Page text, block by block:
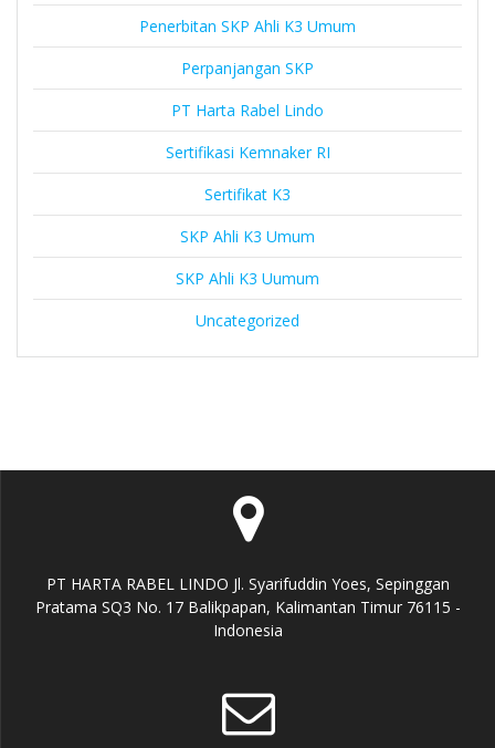
Penerbitan SKP Ahli K3 Umum
Perpanjangan SKP
PT Harta Rabel Lindo
Sertifikasi Kemnaker RI
Sertifikat K3
SKP Ahli K3 Umum
SKP Ahli K3 Uumum
Uncategorized
PT HARTA RABEL LINDO Jl. Syarifuddin Yoes, Sepinggan
Pratama SQ3 No. 17 Balikpapan, Kalimantan Timur 76115 -
Indonesia